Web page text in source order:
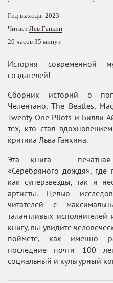
Год выхода: 2023
Читает Лев Ганкин
20 часов 35 минут
История современной
создателей!
Сборник историй о
Челентано, The Beatles,
Twenty One Pilots и Билли
тех, кто стал
критика Льва Ганкина.
Эта книга – печатная
«Серебряного дождя», где
как суперзвезды, так и
артисты. Целью
читателей с
талантливых
книгу, вы увидите
поймете, как именно
последние почти 100
социальный и культурный